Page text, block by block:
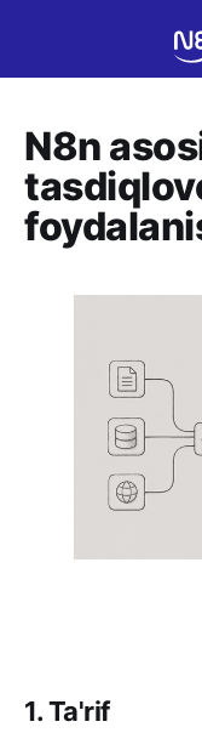
N8n
1. Ta'rif